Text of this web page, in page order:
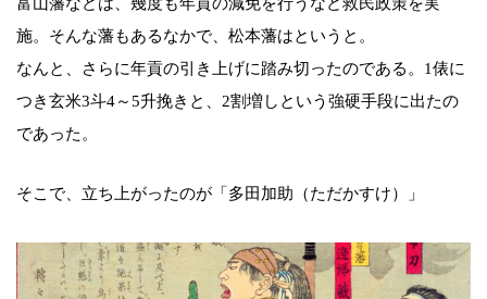
施。そんな藩もあるなかで、松本藩はというと。
なんと、さらに年貢の引き上げに踏み切ったのである。1俵に
つき玄米3斗4～5升挽きと、2割増しという強硬手段に出たの
であった。
そこで、立ち上がったのが「多田加助（ただかすけ）」